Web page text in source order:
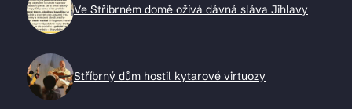
Ve Stříbrném domě ožívá dávná sláva Jihlavy
Stříbrný dům hostil kytarové virtuozy